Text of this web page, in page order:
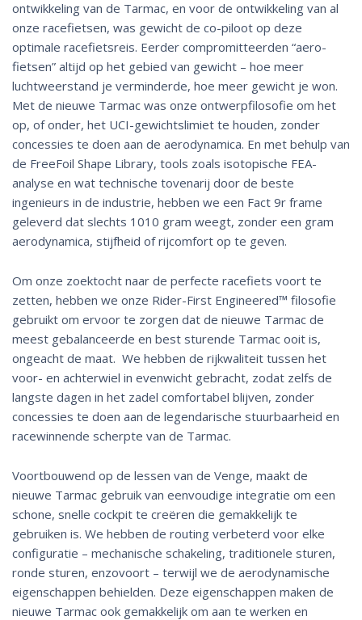
ontwikkeling van de Tarmac, en voor de ontwikkeling van al
onze racefietsen, was gewicht de co-piloot op deze
optimale racefietsreis. Eerder compromitteerden “aero-
fietsen” altijd op het gebied van gewicht – hoe meer
luchtweerstand je verminderde, hoe meer gewicht je won.
Met de nieuwe Tarmac was onze ontwerpfilosofie om het
op, of onder, het UCI-gewichtslimiet te houden, zonder
concessies te doen aan de aerodynamica. En met behulp van
de FreeFoil Shape Library, tools zoals isotopische FEA-
analyse en wat technische tovenarij door de beste
ingenieurs in de industrie, hebben we een Fact 9r frame
geleverd dat slechts 1010 gram weegt, zonder een gram
aerodynamica, stijfheid of rijcomfort op te geven.
Om onze zoektocht naar de perfecte racefiets voort te
zetten, hebben we onze Rider-First Engineered™ filosofie
gebruikt om ervoor te zorgen dat de nieuwe Tarmac de
meest gebalanceerde en best sturende Tarmac ooit is,
ongeacht de maat. We hebben de rijkwaliteit tussen het
voor- en achterwiel in evenwicht gebracht, zodat zelfs de
langste dagen in het zadel comfortabel blijven, zonder
concessies te doen aan de legendarische stuurbaarheid en
racewinnende scherpte van de Tarmac.
Voortbouwend op de lessen van de Venge, maakt de
nieuwe Tarmac gebruik van eenvoudige integratie om een
schone, snelle cockpit te creëren die gemakkelijk te
gebruiken is. We hebben de routing verbeterd voor elke
configuratie – mechanische schakeling, traditionele sturen,
ronde sturen, enzovoort – terwijl we de aerodynamische
eigenschappen behielden. Deze eigenschappen maken de
nieuwe Tarmac ook gemakkelijk om aan te werken en